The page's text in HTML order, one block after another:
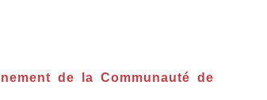
de la Communauté de